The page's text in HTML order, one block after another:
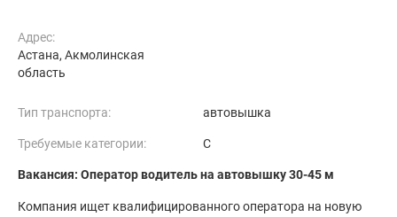
Адрес:
Астана, Акмолинская
область
Тип транспорта: автовышка
Требуемые категории: C
Вакансия: Оператор водитель на автовышку 30-45 м
Компания ищет квалифицированного оператора на новую